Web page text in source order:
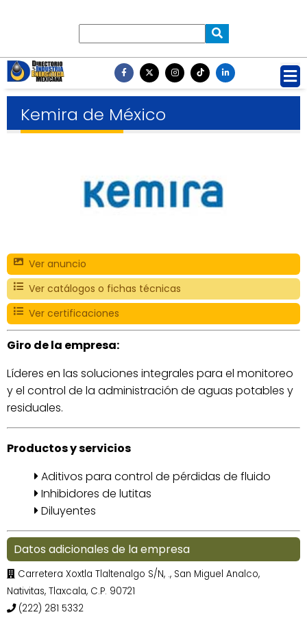
Kemira de México
Ver anuncio
Ver catálogos o fichas técnicas
Ver certificaciones
Giro de la empresa:
Líderes en las soluciones integrales para el monitoreo
y el control de la administración de aguas potables y
residuales.
Productos y servicios
Aditivos para control de pérdidas de fluido
Inhibidores de lutitas
Diluyentes
Datos adicionales de la empresa
Carretera Xoxtla Tlaltenalgo S/N, ., San Miguel Analco,
Nativitas, Tlaxcala, C.P. 90721
(222) 281 5332